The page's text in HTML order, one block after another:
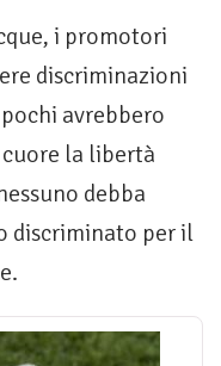
i promotori
discriminazioni
avrebbero
la libertà
debba
discriminato per il